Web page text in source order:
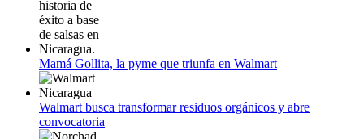
Mamá Gollita, la pyme que triunfa en Walmart
Walmart busca transformar residuos orgánicos y abre
convocatoria